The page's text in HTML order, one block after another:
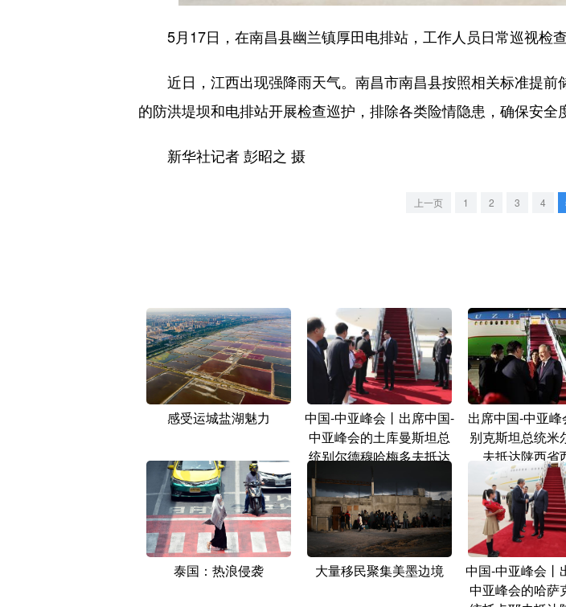
5月17日，在南昌县幽兰镇厚田电排站，工作人员日常巡视检查
近日，江西出现强降雨天气。南昌市南昌县按照相关标准提前
的防洪堤坝和电排站开展检查巡护，排除各类险情隐患，确保安全
新华社记者 彭昭之 摄
上一页 1 2 3 4
感受运城盐湖魅力
中国-中亚峰会丨出席中国-
中亚峰会的土库曼斯坦总
统别尔德穆哈梅多夫抵达
陕西省西安市
出席中国-中亚
别克斯坦总统米
夫抵达陕西省
泰国：热浪侵袭 大量移民聚集美墨边境
中国-中亚峰会丨
中亚峰会的哈萨